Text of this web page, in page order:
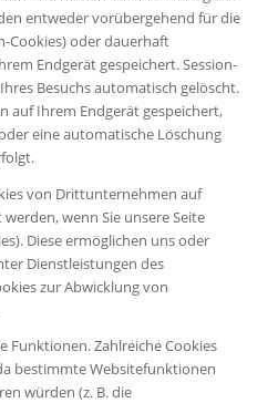
entweder vorübergehend für die
Cookies) oder dauerhaft
Endgerät gespeichert. Session-
Besuchs automatisch gelöscht.
auf Ihrem Endgerät gespeichert,
eine automatische Löschung
von Drittunternehmen auf
wenn Sie unsere Seite
Diese ermöglichen uns oder
Dienstleistungen des
zur Abwicklung von
Funktionen. Zahlreiche Cookies
bestimmte Websitefunktionen
würden (z. B. die